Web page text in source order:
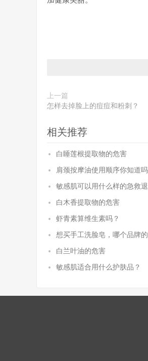
上一篇
怎样去掉脸上的痘痘和粉刺？
相关推荐
白睡莲根提取物的危害
肩颈按摩油使用顺序你知道吗
敏感肌可以用什么样的急救
白木香提取物的危害
虾青素算维生素吗？
想买手工洗脸皂，哪个品牌
白兰叶油的危害
敏感肌适合用什么护肤品？